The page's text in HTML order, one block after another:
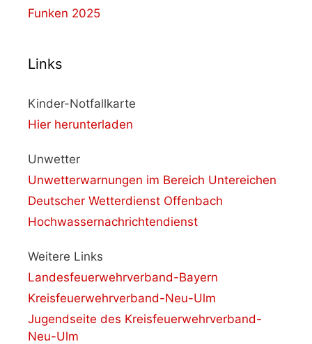
Funken 2025
Links
Kinder-Notfallkarte
Hier herunterladen
Unwetter
Unwetterwarnungen im Bereich Untereichen
Deutscher Wetterdienst Offenbach
Hochwassernachrichtendienst
Weitere Links
Landesfeuerwehrverband-Bayern
Kreisfeuerwehrverband-Neu-Ulm
Jugendseite des Kreisfeuerwehrverband-
Neu-Ulm